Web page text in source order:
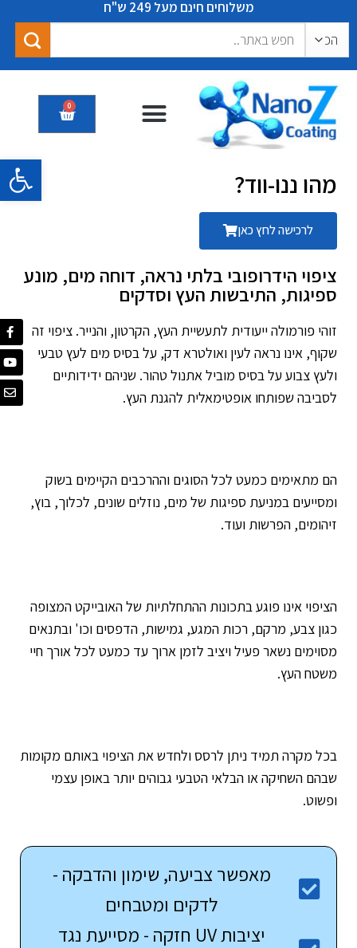
משלוחים חינם מעל 249 ש"ח
0
מהו ננו-ווד?
לרכישה לחץ כאן
ציפוי הידרופובי בלתי נראה, דוחה מים, מונע
ספיגות, התיבשות העץ וסדקים
זוהי פורמולה ייעודית לתעשיית העץ, הקרטון, והנייר. ציפוי זה
שקוף, אינו נראה לעין ואולטרא דק, על בסיס מים לעץ טבעי
ולעץ צבוע על בסיס מוביל אתנול טהור. שניהם ידידותיים
לסביבה שפותחו אופטימאלית להגנת העץ.
הם מתאימים כמעט לכל הסוגים וההרכבים הקיימים בשוק
ומסייעים במניעת ספיגות של מים, נוזלים שונים, לכלוך, בוץ,
זיהומים, הפרשות ועוד.
הציפוי אינו פוגע בתכונות ההתחלתיות של האובייקט המצופה
כגון צבע, מרקם, רכות המגע, גמישות, הדפסים וכו' ובתנאים
מסוימים נשאר פעיל ויציב לזמן ארוך עד כמעט לכל אורך חיי
משטח העץ.
בכל מקרה תמיד ניתן לרסס ולחדש את הציפוי באותם מקומות
שבהם השחיקה או הבלאי הטבעי גבוהים יותר באופן עצמי
ופשוט.
מאפשר צביעה, שימון והדבקה -
לדקים ומטבחים
יציבות UV חזקה - מסייעת נגד
פתח